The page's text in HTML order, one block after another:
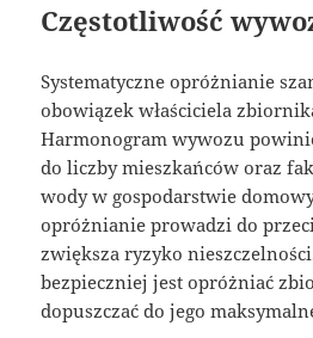
Częstotliwość
Systematyczne opróżnianie
obowiązek właściciela
Harmonogram wywozu
do liczby mieszkańców oraz
wody w gospodarstwie
opróżnianie prowadzi do
zwiększa ryzyko
bezpieczniej jest opróżniać
dopuszczać do jego